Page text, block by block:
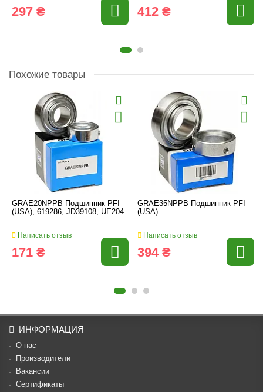
297 ₴ 412 ₴
Похожие товары
GRAE20NPPB Подшипник PFI
(USA), 619286, JD39108, UE204
Написать отзыв
171 ₴
GRAE35NPPB Подшипник PFI
(USA)
Написать отзыв
394 ₴
ИНФОРМАЦИЯ
О нас
Производители
Вакансии
Cертификаты